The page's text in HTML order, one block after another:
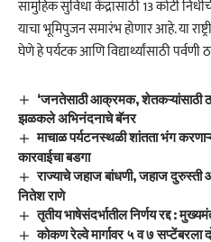
सामुहिक सुविधा केंद्रासाठी 13 कोटी
याचा भूमिपुजन समारंभ होणार आहे. या
घेणे हे पर्यटक आणि विद्यार्थ्यांसाठी
‘जनतेसाठी आक्रमक, शेतकऱ्यांसाठी
झळकले अभिनंदनाचे बॅनर
माचाळ पर्यटनस्थळी शांतता भंग
कारवाईचा बडगा
राज्याचे जहाज बांधणी, जहाज दुरुस्ती
नितेश राणे
तृतीय भाषेसंदर्भातील निर्णय रद्द :
कोकण रेल्वे मार्गावर ५ व ७ सप्टेंबरला